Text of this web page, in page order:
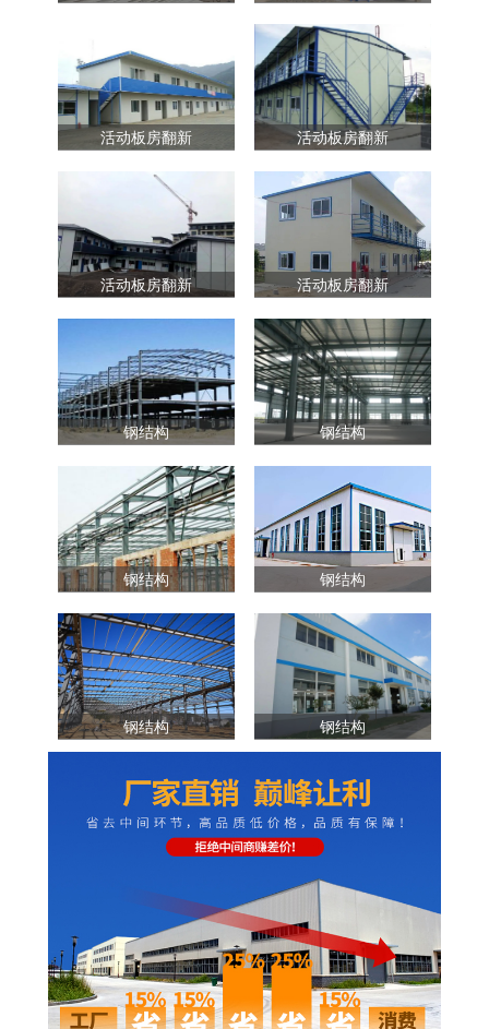
活动板房翻新 活动板房翻新
活动板房翻新 活动板房翻新
钢结构 钢结构
钢结构 钢结构
钢结构 钢结构